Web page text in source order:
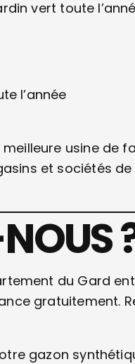
vert toute
l’année
usine de
et sociétés de
du Gard
gratuitement.
gazon